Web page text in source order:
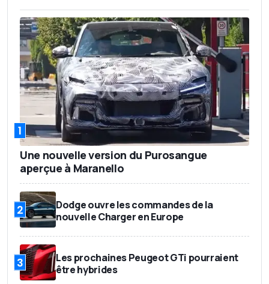
1
Une nouvelle version du Purosangue
aperçue à Maranello
2
Dodge ouvre les commandes de la
nouvelle Charger en Europe
3
Les prochaines Peugeot GTi pourraient
être hybrides